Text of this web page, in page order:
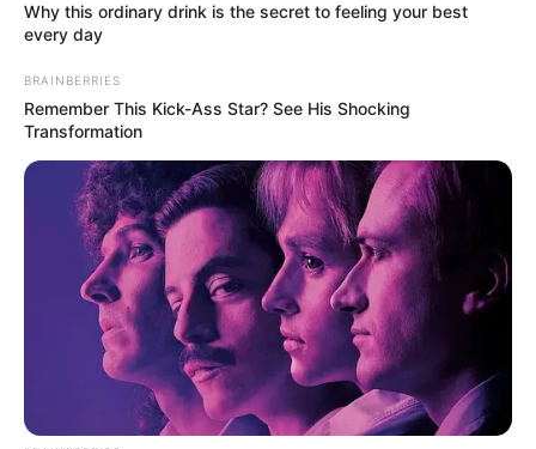
Why this ordinary drink is the secret to feeling your best
every day
BRAINBERRIES
Remember This Kick-Ass Star? See His Shocking
Transformation